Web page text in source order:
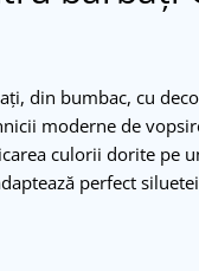
din bumbac, cu
moderne de
culorii dorite pe
perfect